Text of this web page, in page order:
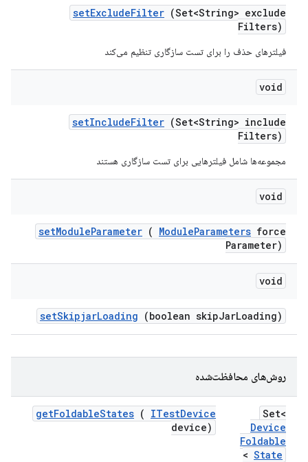
setExcludeFilter (Set<String> exclude
Filters)
فیلترهای حذف را برای تست سازگاری تنظیم می‌کند
void
setIncludeFilter (Set<String> include
Filters)
مجموعه‌ها شامل فیلترهایی برای تست سازگاری هستند
void
setModuleParameter ( ModuleParameters force
Parameter)
void
setSkipjarLoading (boolean skipJarLoading)
روش‌های محافظت‌شده
Set<
Device
Foldable
State
>
getFoldableStates ( ITestDevice
device)